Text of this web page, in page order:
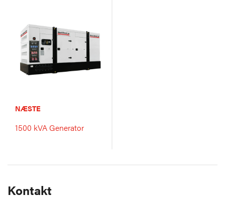
NÆSTE
1500 kVA Generator
Kontakt